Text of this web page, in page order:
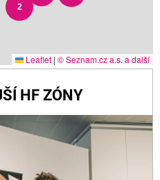
2
Leaflet | © Seznam.cz a.s. a další
HF ZÓNY